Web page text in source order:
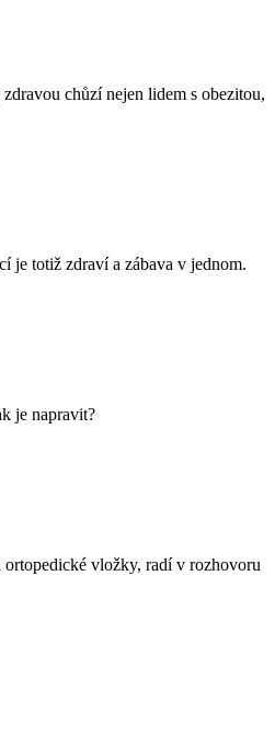
chůzí nejen lidem s obezitou,
je totiž zdraví a zábava v jednom.
je napravit?
vložky, radí v rozhovoru